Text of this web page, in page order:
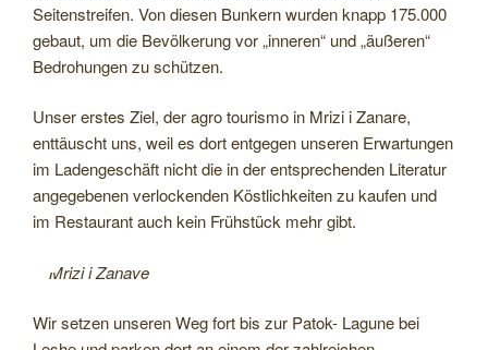
Seitenstreifen. Von diesen Bunkern wurden knapp 175.000
gebaut, um die Bevölkerung vor „inneren“ und „äußeren“
Bedrohungen zu schützen.
Unser erstes Ziel, der agro tourismo in Mrizi i Zanare,
enttäuscht uns, weil es dort entgegen unseren Erwartungen
im Ladengeschäft nicht die in der entsprechenden Literatur
angegebenen verlockenden Köstlichkeiten zu kaufen und
im Restaurant auch kein Frühstück mehr gibt.
Mrizi i Zanave
Wir setzen unseren Weg fort bis zur Patok- Lagune bei